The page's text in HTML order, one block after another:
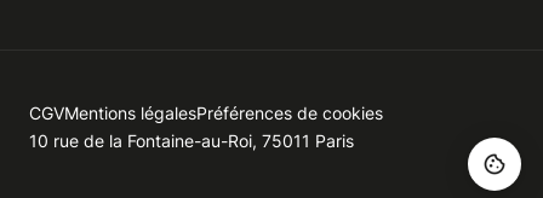
CGVMentions légalesPréférences de cookies
10 rue de la Fontaine-au-Roi, 75011 Paris